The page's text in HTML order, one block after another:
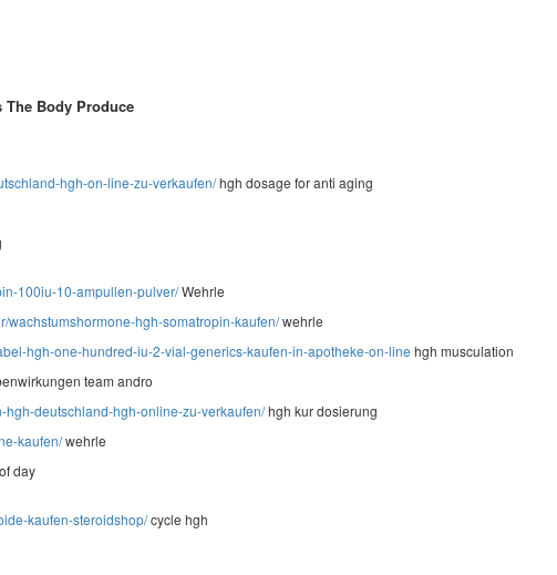
The Body Produce
hgh-on-line-zu-verkaufen/hgh dosage for anti aging
100iu-10-ampullen-pulver/Wehrle
wachstumshormone-hgh-somatropin-kaufen/wehrle
hgh-one-hundred-iu-2-vial-generics-kaufen-in-apotheke-on-line hgh musculation
team andro
deutschland-hgh-online-zu-verkaufen/hgh kur dosierung
kaufen/wehrle
day
kaufen-steroidshop/cycle hgh